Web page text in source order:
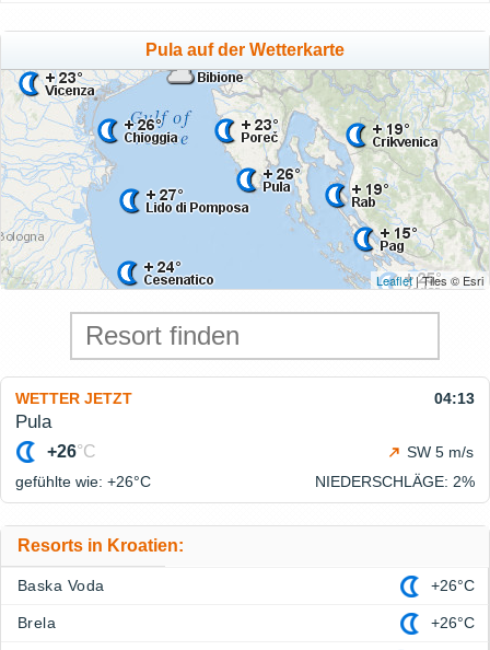
Pula auf der Wetterkarte
Leaflet| Tiles © Esri
WETTER JETZT 04:13
Pula
+26°C
SW 5 m/s
gefühlte wie: +26°C NIEDERSCHLÄGE: 2%
Resorts in Kroatien:
Baska Voda +26°C
Brela +26°C